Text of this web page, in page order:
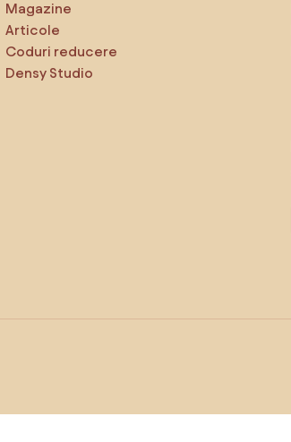
Magazine
Articole
Coduri reducere
Densy Studio